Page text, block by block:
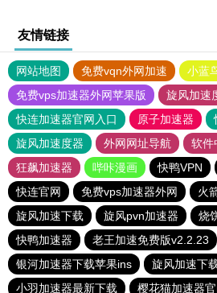
友情链接
网站地图 免费vqn外网加速
小蓝
免费vps加速器外网苹果版
旋风加速
快连加速器官网入口
原子加速器
旋风加速度器
外网网址导航 软件
狂飙加速器
哔咔漫画 快鸭VPN
快连官网
免费vps加速器外网
火
旋风加速下载
旋风pvn加速器
烧
快鸭加速器
老王加速免费版v2.2.23
银河加速器下载苹果ins
旋风加速下
小羽加速器最新下载
樱花猫加速器